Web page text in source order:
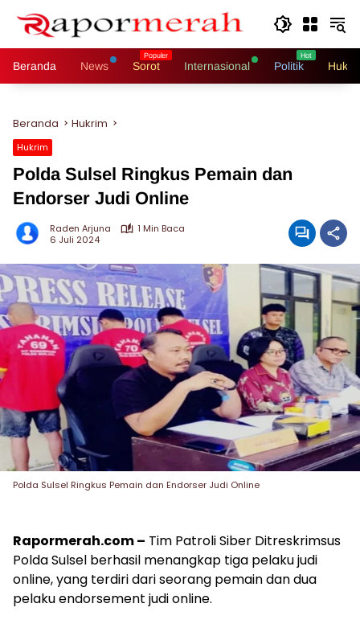
Beranda News Sorot Internasional Politik
Beranda Hukrim
Hukrim
Polda Sulsel Ringkus Pemain dan
Endorser Judi Online
Raden Arjuna
1 Min Baca
6 Juli 2024
Polda Sulsel Ringkus Pemain dan Endorser Judi Online
Rapormerah.com – Tim Patroli Siber Ditreskrimsus
Polda Sulsel berhasil menangkap tiga pelaku judi
online, yang terdiri dari seorang pemain dan dua
pelaku endorsement judi online.